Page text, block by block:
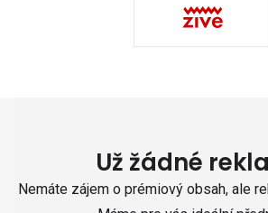
Už žádné
Nemáte zájem o prémiový obsah, ale